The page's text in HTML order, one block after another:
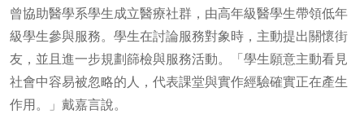
曾協助醫學系學生成立醫療社群，由高年級醫學生帶領低年
級學生參與服務。學生在討論服務對象時，主動提出關懷街
友，並且進一步規劃篩檢與服務活動。「學生願意主動看見
社會中容易被忽略的人，代表課堂與實作經驗確實正在產生
作用。」戴嘉言說。